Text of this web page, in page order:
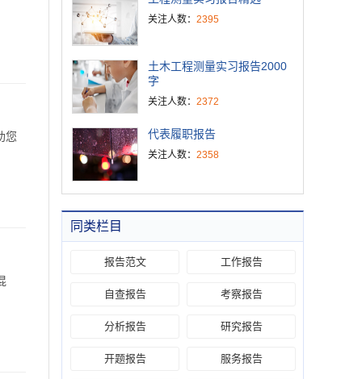
您
关注人数： 2395
土木工程测量实习报告2000
字
关注人数： 2372
代表履职报告
关注人数： 2358
同类栏目
报告范文 工作报告
自查报告 考察报告
分析报告 研究报告
开题报告 服务报告